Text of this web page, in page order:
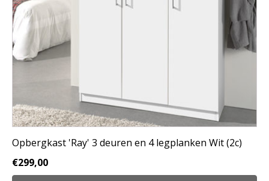
Opbergkast 'Ray' 3 deuren en 4 legplanken Wit (2c)
€299,00